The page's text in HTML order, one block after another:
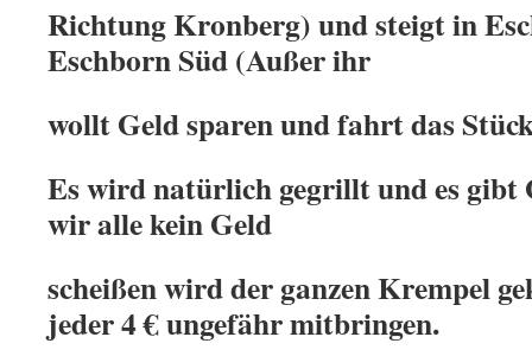
Richtung Kronberg) und steigt in
Eschborn Süd (Außer ihr
wollt Geld sparen und fahrt das
Es wird natürlich gegrillt und es gibt
wir alle kein Geld
scheißen wird der ganzen Krempel
jeder 4 € ungefähr mitbringen.